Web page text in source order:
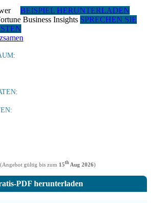
BEISPIEL HERUNTERLADEN
SPRECHEN SIE
(Angebot gültig bis zum 15thAug 2026)
PDF herunterladen